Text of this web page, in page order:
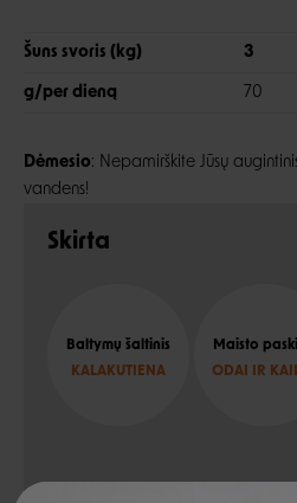
Šuns svoris (kg) 3
g/per dieną 70
Dėmesio: Nepamirškite Jūsų
vandens!
Skirta
Baltymų šaltinis
KALAKUTIENA
Maisto
ODAI IR